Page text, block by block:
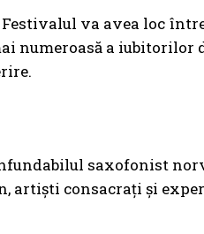
va avea loc între
numeroasă a iubitorilor
saxofonist
artiști consacrați și